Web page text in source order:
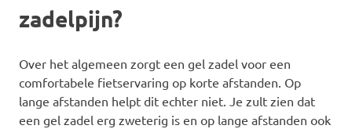
zadelpijn?
Over het algemeen zorgt een gel zadel voor een
comfortabele fietservaring op korte afstanden. Op
lange afstanden helpt dit echter niet. Je zult zien dat
een gel zadel erg zweterig is en op lange afstanden ook